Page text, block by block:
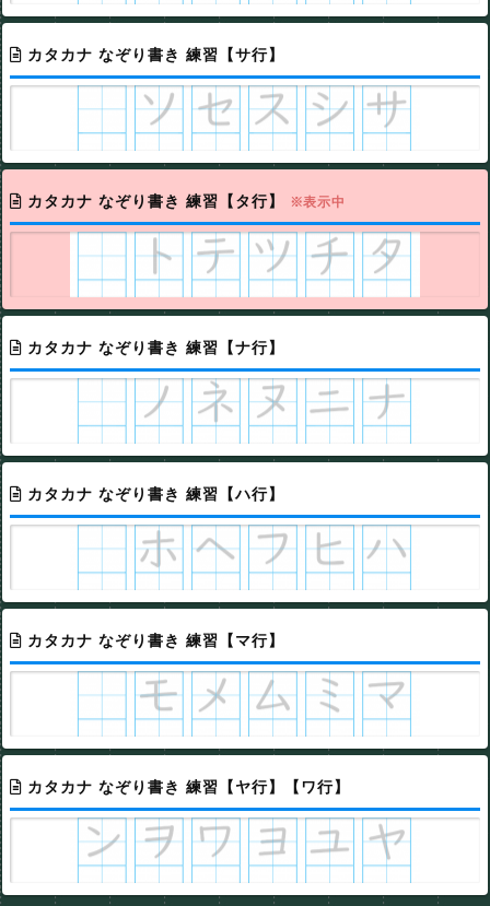
カタカナ なぞり書き 練習【サ行】
カタカナ なぞり書き 練習【タ行】 ※表示中
カタカナ なぞり書き 練習【ナ行】
カタカナ なぞり書き 練習【ハ行】
カタカナ なぞり書き 練習【マ行】
カタカナ なぞり書き 練習【ヤ行】【ワ行】